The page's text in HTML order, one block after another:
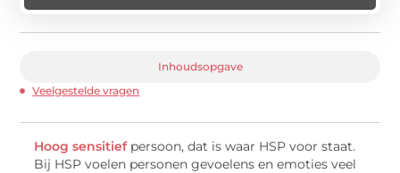
Inhoudsopgave
Veelgestelde vragen
Hoog sensitiefpersoon, dat is waar HSP voor staat.
Bij HSP voelen personen gevoelens en emoties veel